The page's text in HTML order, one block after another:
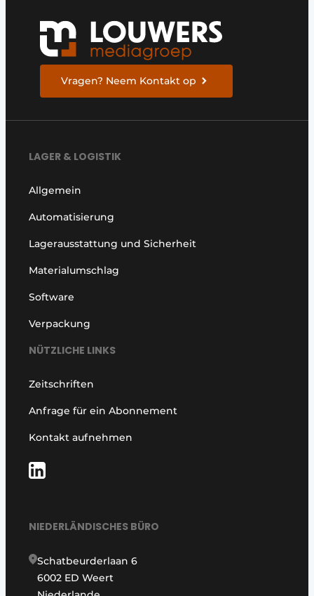
Vragen? Neem Kontakt op
LAGER & LOGISTIK
Allgemein
Automatisierung
Lagerausstattung und Sicherheit
Materialumschlag
Software
Verpackung
NÜTZLICHE LINKS
Zeitschriften
Anfrage für ein Abonnement
Kontakt aufnehmen
NIEDERLÄNDISCHES BÜRO
Schatbeurderlaan 6
6002 ED Weert